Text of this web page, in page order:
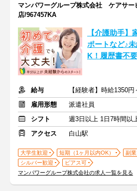
マンパワーグループ株式会社 ケアサ
店/967457KA
【介護助手】
ポートなど♪
K！履歴書不
給与
雇用形態
派遣社員
シフト
週3日以上 1日7時間以
アクセス
白山駅
大学生歓迎 短期（1ヶ月以内OK）
副
シルバー歓迎
ピアス可
マンパワーグループ株式会社の求人一覧を見る